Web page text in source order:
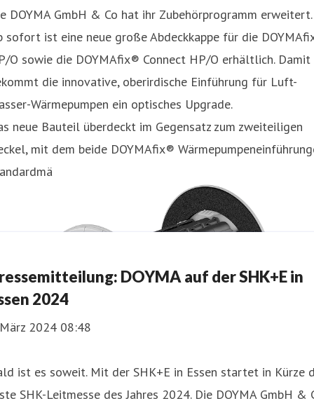
DOYMA GmbH & Co hat ihr Zubehörprogramm erweitert.
sofort ist eine neue große Abdeckkappe für die
O sowie die DOYMAfix® Connect HP/O erhältlich. Damit
die innovative, oberirdische Einführung für Luft-
Wärmepumpen ein optisches Upgrade.
neue Bauteil überdeckt im Gegensatz zum zweiteiligen
mit dem beide DOYMAfix®
DOYMA auf der SHK+E in
2024
2024 08:48
ist es soweit. Mit der SHK+E in Essen startet in Kürze
SHK-Leitmesse des Jahres 2024. Die DOYMA GmbH &